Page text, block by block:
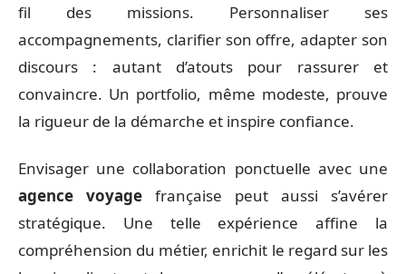
fil des missions. Personnaliser ses
accompagnements, clarifier son offre, adapter son
discours : autant d’atouts pour rassurer et
convaincre. Un portfolio, même modeste, prouve
la rigueur de la démarche et inspire confiance.
Envisager une collaboration ponctuelle avec une
agence voyage française peut aussi s’avérer
stratégique. Une telle expérience affine la
compréhension du métier, enrichit le regard sur les